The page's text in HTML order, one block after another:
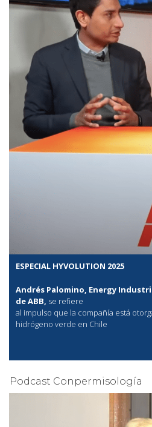
ESPECIAL HYVOLUTION 2025
Andrés Palomino, Energy
de ABB, se refiere
al impulso que la compañía está
hidrógeno verde en Chile
Podcast Conpermisología